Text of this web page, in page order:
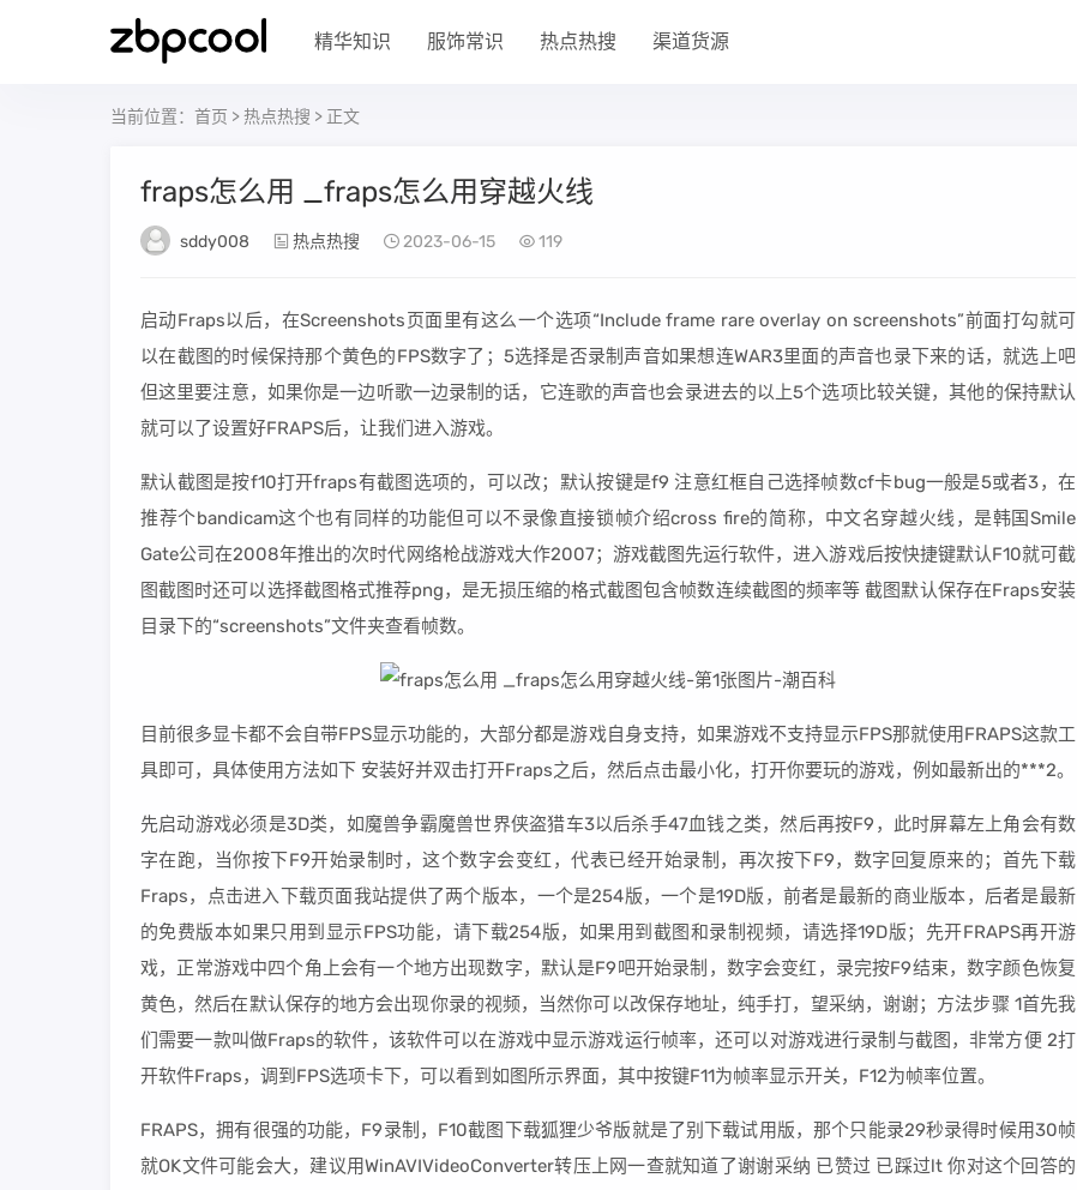
精华知识 服饰常识 热点热搜 渠道货源
当前位置： 首页 >热点热搜 > 正文
fraps怎么用 _fraps怎么用穿越火线
sddy008 热点热搜 2023-06-15 119
启动Fraps以后，在Screenshots页面里有这么一个选项“Include frame rare overlay on screenshots”前面打勾就可
以在截图的时候保持那个黄色的FPS数字了；5选择是否录制声音如果想连WAR3里面的声音也录下来的话，就选上吧
但这里要注意，如果你是一边听歌一边录制的话，它连歌的声音也会录进去的以上5个选项比较关键，其他的保持默认
就可以了设置好FRAPS后，让我们进入游戏。
默认截图是按f10打开fraps有截图选项的，可以改；默认按键是f9 注意红框自己选择帧数cf卡bug一般是5或者3，在
推荐个bandicam这个也有同样的功能但可以不录像直接锁帧介绍cross fire的简称，中文名穿越火线，是韩国Smile
Gate公司在2008年推出的次时代网络枪战游戏大作2007；游戏截图先运行软件，进入游戏后按快捷键默认F10就可截
图截图时还可以选择截图格式推荐png，是无损压缩的格式截图包含帧数连续截图的频率等 截图默认保存在Fraps安装
目录下的“screenshots”文件夹查看帧数。
目前很多显卡都不会自带FPS显示功能的，大部分都是游戏自身支持，如果游戏不支持显示FPS那就使用FRAPS这款工
具即可，具体使用方法如下 安装好并双击打开Fraps之后，然后点击最小化，打开你要玩的游戏，例如最新出的***2。
先启动游戏必须是3D类，如魔兽争霸魔兽世界侠盗猎车3以后杀手47血钱之类，然后再按F9，此时屏幕左上角会有数
字在跑，当你按下F9开始录制时，这个数字会变红，代表已经开始录制，再次按下F9，数字回复原来的；首先下载
Fraps，点击进入下载页面我站提供了两个版本，一个是254版，一个是19D版，前者是最新的商业版本，后者是最新
的免费版本如果只用到显示FPS功能，请下载254版，如果用到截图和录制视频，请选择19D版；先开FRAPS再开游
戏，正常游戏中四个角上会有一个地方出现数字，默认是F9吧开始录制，数字会变红，录完按F9结束，数字颜色恢复
黄色，然后在默认保存的地方会出现你录的视频，当然你可以改保存地址，纯手打，望采纳，谢谢；方法步骤 1首先我
们需要一款叫做Fraps的软件，该软件可以在游戏中显示游戏运行帧率，还可以对游戏进行录制与截图，非常方便 2打
开软件Fraps，调到FPS选项卡下，可以看到如图所示界面，其中按键F11为帧率显示开关，F12为帧率位置。
FRAPS，拥有很强的功能，F9录制，F10截图下载狐狸少爷版就是了别下载试用版，那个只能录29秒录得时候用30帧
就OK文件可能会大，建议用WinAVIVideoConverter转压上网一查就知道了谢谢采纳 已赞过 已踩过lt 你对这个回答的